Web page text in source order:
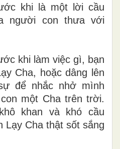
khi là một lời cầu
người con thưa với
khi làm việc gì, bạn
Cha, hoặc dâng lên
để nhắc nhở mình
một Cha trên trời.
khan và khó cầu
Lạy Cha thật sốt sắng